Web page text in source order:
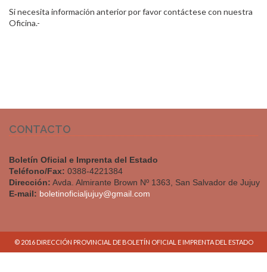
Si necesita información anterior por favor contáctese con nuestra
Oficina.-
CONTACTO
Boletín Oficial e Imprenta del Estado
Teléfono/Fax: 0388-4221384
Dirección: Avda. Almirante Brown Nº 1363, San Salvador de Jujuy
E-mail: boletinoficialjujuy@gmail.com
© 2016 DIRECCIÓN PROVINCIAL DE BOLETÍN OFICIAL E IMPRENTA DEL ESTADO